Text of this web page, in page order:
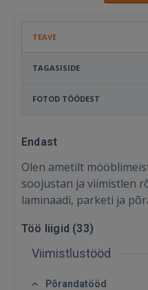
TEAVE
TAGASISIDE
FOTOD TÖÖDEST
Endast
Olen ametilt
soojustan ja viimistlen
laminaadi, parketi ja
Töö liigid (33)
Viimistlustööd
Põrandatööd